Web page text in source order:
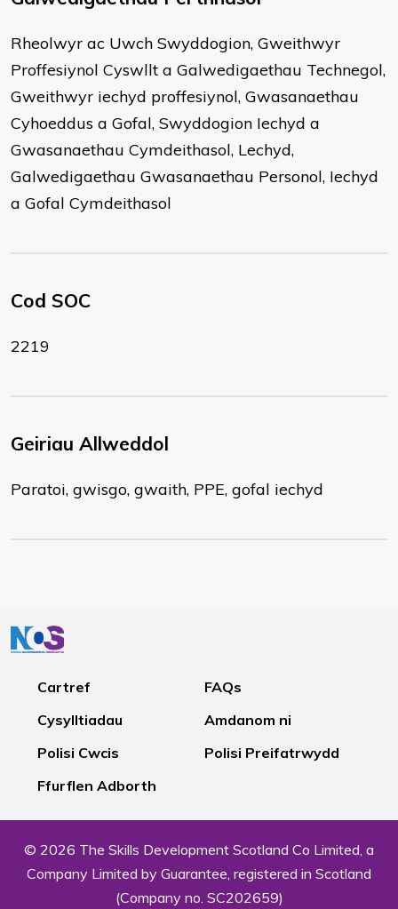
Rheolwyr ac Uwch Swyddogion, Gweithwyr
Proffesiynol Cyswllt a Galwedigaethau Technegol,
Gweithwyr iechyd proffesiynol, Gwasanaethau
Cyhoeddus a Gofal, Swyddogion Iechyd a
Gwasanaethau Cymdeithasol, Lechyd,
Galwedigaethau Gwasanaethau Personol, Iechyd
a Gofal Cymdeithasol
Cod SOC
2219
Geiriau Allweddol
Paratoi, gwisgo, gwaith, PPE, gofal iechyd
Cartref
FAQs
Cysylltiadau
Amdanom ni
Polisi Cwcis
Polisi Preifatrwydd
Ffurflen Adborth
© 2026 The Skills Development Scotland Co Limited, a
Company Limited by Guarantee, registered in Scotland
(Company no. SC202659)